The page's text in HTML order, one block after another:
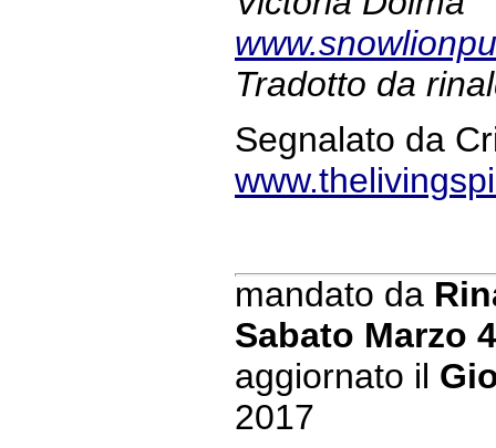
Tradotto da
Segnalato da
mandato da
Sabato Marzo 4
aggiornato il
2017